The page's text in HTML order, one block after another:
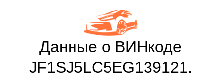
Данные о ВИНкоде
JF1SJ5LC5EG139121.